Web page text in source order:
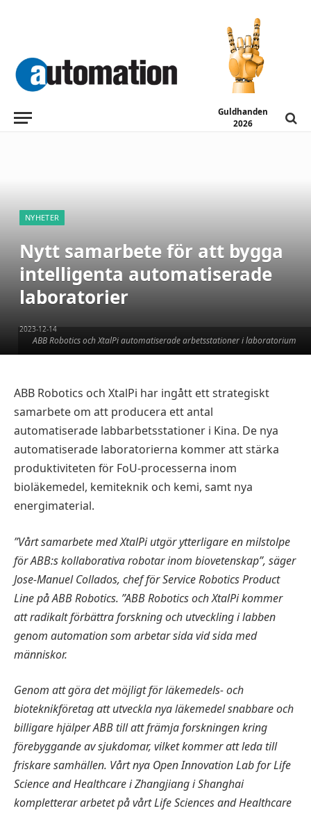
Guldhanden
2026
ABB Robotics och XtalPi automatiserade arbetsstationer i laboratorium
NYHETER
Nytt samarbete för att bygga
intelligenta automatiserade
laboratorier
2023-12-14
ABB Robotics och XtalPi har ingått ett strategiskt
samarbete om att producera ett antal
automatiserade labbarbetsstationer i Kina. De nya
automatiserade laboratorierna kommer att stärka
produktiviteten för FoU-processerna inom
bioläkemedel, kemiteknik och kemi, samt nya
energimaterial.
”Vårt samarbete med XtalPi utgör ytterligare en milstolpe
för ABB:s kollaborativa robotar inom biovetenskap”, säger
Jose-Manuel Collados, chef för Service Robotics Product
Line på ABB Robotics. ”ABB Robotics och XtalPi kommer
att radikalt förbättra forskning och utveckling i labben
genom automation som arbetar sida vid sida med
människor.
Genom att göra det möjligt för läkemedels- och
bioteknikföretag att utveckla nya läkemedel snabbare och
billigare hjälper ABB till att främja forskningen kring
förebyggande av sjukdomar, vilket kommer att leda till
friskare samhällen. Vårt nya Open Innovation Lab for Life
Science and Healthcare i Zhangjiang i Shanghai
kompletterar arbetet på vårt Life Sciences and Healthcare